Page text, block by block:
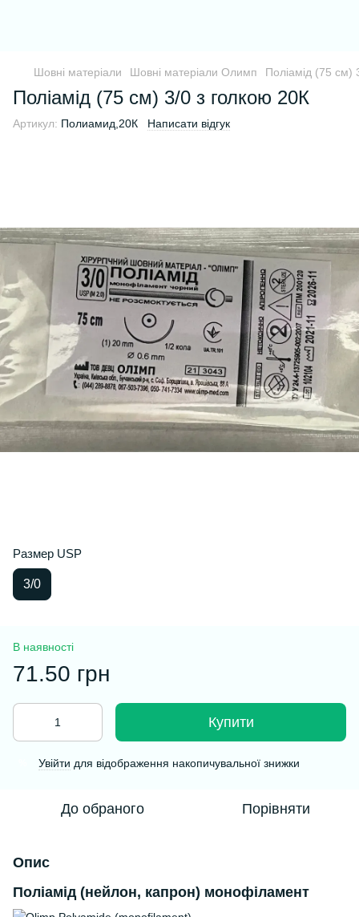
Шовні матеріали Шовні матеріали Олимп Поліамід (75 см)
Поліамід (75 см) 3/0 з голкою 20К
Артикул: Полиамид,20К Написати відгук
Размер USP
3/0
В наявності
71.50 грн
Купити
Увійти для відображення накопичувальної знижки
До обраного Порівняти
Опис
Поліамід (нейлон, капрон) монофіламент